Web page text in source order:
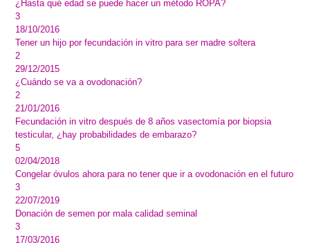
¿Hasta qué edad se puede hacer un método ROPA?
3
18/10/2016
Tener un hijo por fecundación in vitro para ser madre soltera
2
29/12/2015
¿Cuándo se va a ovodonación?
2
21/01/2016
Fecundación in vitro después de 8 años vasectomía por biopsia
testicular, ¿hay probabilidades de embarazo?
5
02/04/2018
Congelar óvulos ahora para no tener que ir a ovodonación en el futuro
3
22/07/2019
Donación de semen por mala calidad seminal
3
17/03/2016